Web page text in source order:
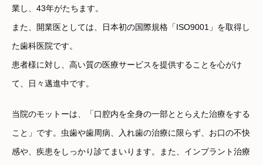
業し、43年がたちます。
また、開業医としては、日本初の国際規格「ISO9001」を取得し
た歯科医院です。
患者様に対し、高い質の医療サービスを提供することを心がけ
て、日々邁進中です。
当院のモットーは、「口腔内を全身の一部ととらえた治療をする
こと」です。虫歯や歯周病、入れ歯の治療に限らず、お口の不快
感や、疾患をしっかり診てまいります。また、インプラント治療